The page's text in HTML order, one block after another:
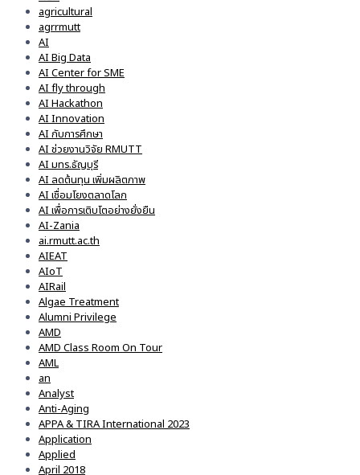
agricultural
agrrmutt
AI
AI Big Data
AI Center for SME
AI fly through
AI Hackathon
AI Innovation
AI กับการศึกษา
AI ช่วยงานวิจัย RMUTT
AI มทร.ธัญบุรี
AI ลดต้นทุน เพิ่มผลิตภาพ
AI เชื่อมโยงตลาดโลก
AI เพื่อการเติบโตอย่างยั่งยืน
AI-Zania
ai.rmutt.ac.th
AIEAT
AIoT
AIRail
Algae Treatment
Alumni Privilege
AMD
AMD Class Room On Tour
AML
an
Analyst
Anti-Aging
APPA & TIRA International 2023
Application
Applied
April 2018